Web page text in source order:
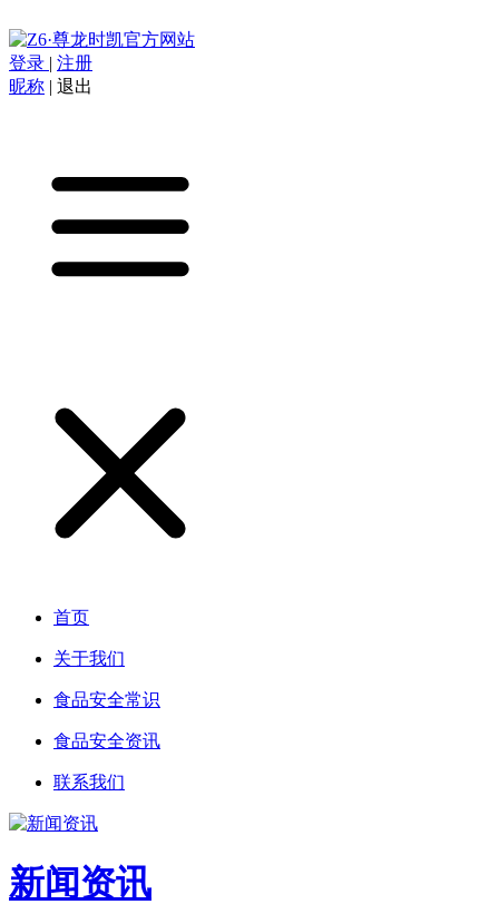
登录 | 注册
昵称 | 退出
首页
关于我们
食品安全常识
食品安全资讯
联系我们
新闻资讯